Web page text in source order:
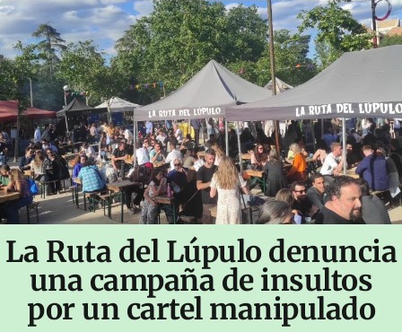
La Ruta del Lúpulo denuncia
una campaña de insultos
por un cartel manipulado